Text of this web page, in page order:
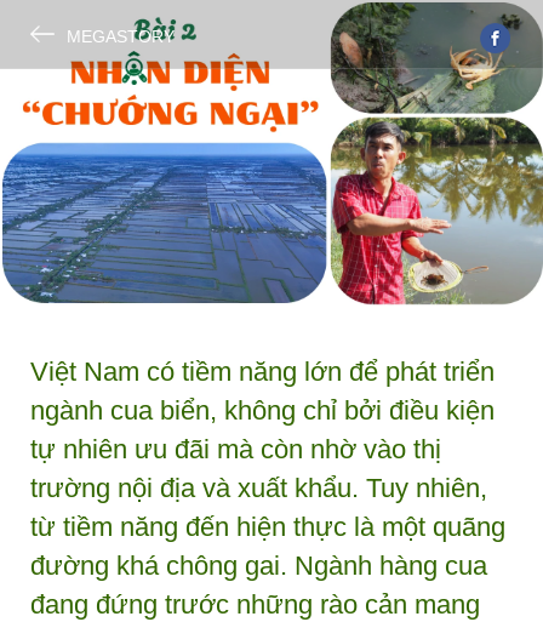
MEGASTORY
Việt Nam có tiềm năng lớn để phát triển
ngành cua biển, không chỉ bởi điều kiện
tự nhiên ưu đãi mà còn nhờ vào thị
trường nội địa và xuất khẩu. Tuy nhiên,
từ tiềm năng đến hiện thực là một quãng
đường khá chông gai. Ngành hàng cua
đang đứng trước những rào cản mang